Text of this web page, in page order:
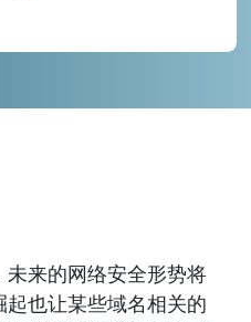
来的网络安全形势将
也让某些域名相关的